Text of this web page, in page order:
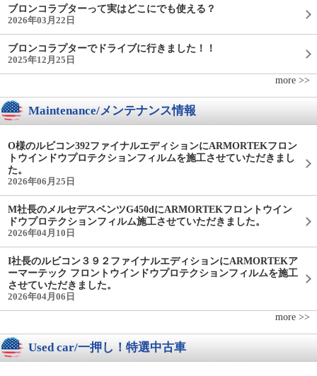
ブロンコラプターって実はどこにでも使える？
2026年03月22日
ブロンコラプターでドライブに行きました！！
2025年12月25日
more >>
Maintenance/メンテナンス情報
O様のルビコン392ファイナルエディションにARMORTEKフロン
トウインドウプロテクションフィルムを施工させていただきまし
た。
2026年06月25日
M社長のメルセデスベンツG450dにARMORTEKフロントウイン
ドウプロテクションフィルム施工させていただきました。
2026年04月10日
I社長のルビコン３９２ファイナルエディションにARMORTEKア
ーマーテック フロントウインドウプロテクションフィルムを施工
させていただきました。
2026年04月06日
more >>
Used car/一押し！特選中古車